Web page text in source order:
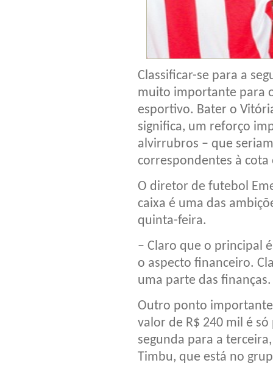
Classificar-se para a
muito importante para
esportivo. Bater o
significa, um reforço
alvirrubros – que
correspondentes à cota
O diretor de futebol
caixa é uma das
quinta-feira.
– Claro que o principal
o aspecto financeiro.
uma parte das finanças.
Outro ponto
valor de R$ 240 mil é
segunda para a
Timbu, que está no